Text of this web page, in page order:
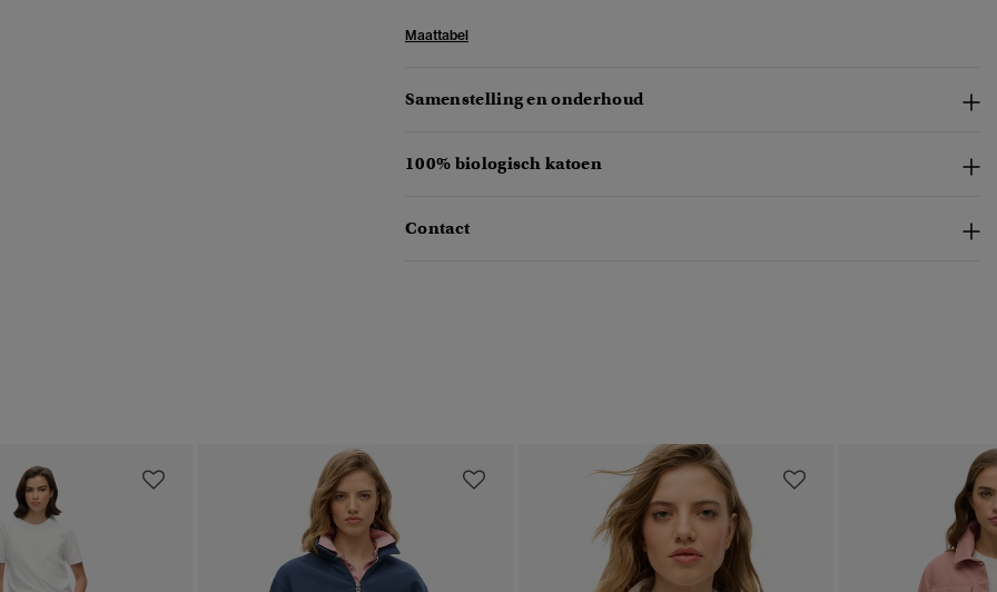
Maattabel
Samenstelling en onderhoud
100% biologisch katoen
Contact